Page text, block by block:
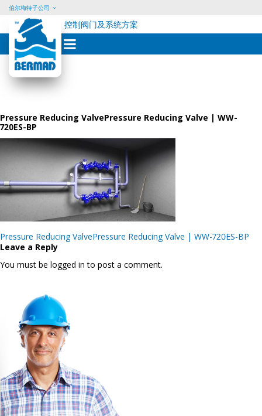
Skip
content
伯尔梅特子公司
控制阀门及系统方案
Pressure Reducing ValvePressure Reducing Valve | WW-
720ES-BP
Post
navigation
Pressure Reducing ValvePressure Reducing Valve | WW-720ES-BP
Leave a Reply
You must be logged in to post a comment.